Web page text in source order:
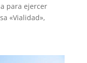
para ejercer
«Vialidad»,